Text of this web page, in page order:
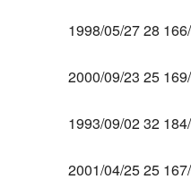
1998/05/2728
2000/09/23 25
1993/09/0232
2001/04/2525